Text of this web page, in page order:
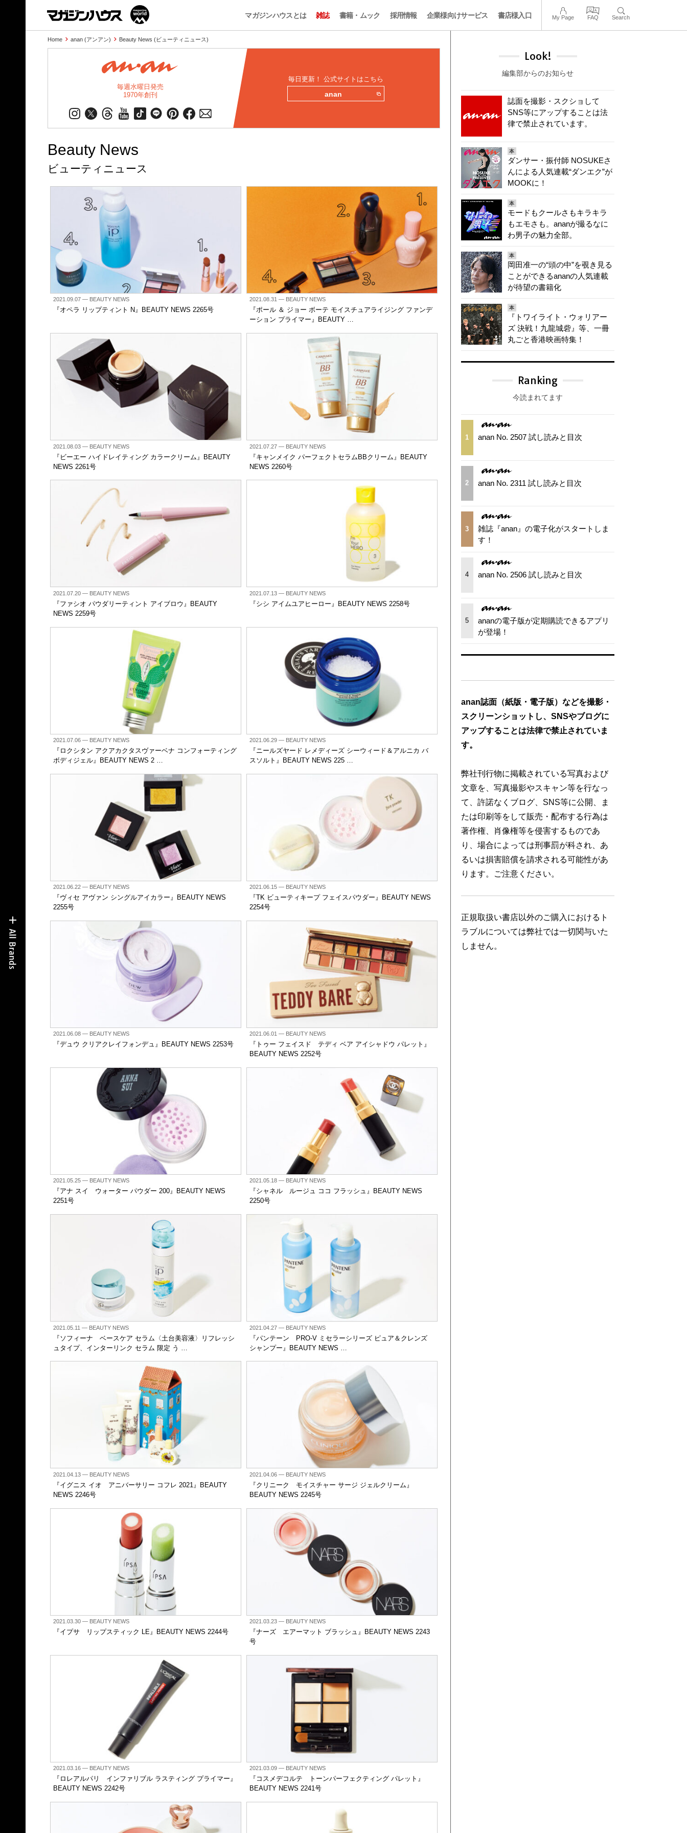
マガジンハウスとは 雑誌 書籍・ムック 採用情報 企業様向けサービス 書店様入口 My Page FAQ Search
Home anan (アンアン) Beauty News (ビューティニュース)
毎週水曜日発売
1970年創刊
毎日更新！ 公式サイトはこちら
anan
Beauty News
ビューティニュース
2021.09.07 — BEAUTY NEWS
『オペラ リップティント N』BEAUTY NEWS 2265号
2021.08.31 — BEAUTY NEWS
『ポール ＆ ジョー ボーテ モイスチュアライジング ファンデ
ーション プライマー』BEAUTY …
2021.08.03 — BEAUTY NEWS
『ビーエー ハイドレイティング カラークリーム』BEAUTY
NEWS 2261号
2021.07.27 — BEAUTY NEWS
『キャンメイク パーフェクトセラムBBクリーム』BEAUTY
NEWS 2260号
2021.07.20 — BEAUTY NEWS
『ファシオ パウダリーティント アイブロウ』BEAUTY
NEWS 2259号
2021.07.13 — BEAUTY NEWS
『シシ アイムユアヒーロー』BEAUTY NEWS 2258号
2021.07.06 — BEAUTY NEWS
『ロクシタン アクアカクタスヴァーベナ コンフォーティング
ボディジェル』BEAUTY NEWS 2 …
2021.06.29 — BEAUTY NEWS
『ニールズヤード レメディーズ シーウィード＆アルニカ バ
スソルト』BEAUTY NEWS 225 …
2021.06.22 — BEAUTY NEWS
『ヴィセ アヴァン シングルアイカラー』BEAUTY NEWS
2255号
2021.06.15 — BEAUTY NEWS
『TK ビューティキープ フェイスパウダー』BEAUTY NEWS
2254号
2021.06.08 — BEAUTY NEWS
『デュウ クリアクレイフォンデュ』BEAUTY NEWS 2253号
2021.06.01 — BEAUTY NEWS
『トゥー フェイスド テディ ベア アイシャドウ パレット』
BEAUTY NEWS 2252号
2021.05.25 — BEAUTY NEWS
『アナ スイ ウォーター パウダー 200』BEAUTY NEWS
2251号
2021.05.18 — BEAUTY NEWS
『シャネル ルージュ ココ フラッシュ』BEAUTY NEWS
2250号
2021.05.11 — BEAUTY NEWS
『ソフィーナ ベースケア セラム〈土台美容液〉リフレッシ
ュタイプ、インターリンク セラム 限定 う …
2021.04.27 — BEAUTY NEWS
『パンテーン PRO-V ミセラーシリーズ ピュア＆クレンズ
シャンプー』BEAUTY NEWS …
2021.04.13 — BEAUTY NEWS
『イグニス イオ アニバーサリー コフレ 2021』BEAUTY
NEWS 2246号
2021.04.06 — BEAUTY NEWS
『クリニーク モイスチャー サージ ジェルクリーム』
BEAUTY NEWS 2245号
2021.03.30 — BEAUTY NEWS
『イプサ リップスティック LE』BEAUTY NEWS 2244号
2021.03.23 — BEAUTY NEWS
『ナーズ エアーマット ブラッシュ』BEAUTY NEWS 2243
号
2021.03.16 — BEAUTY NEWS
『ロレアルパリ インファリブル ラスティング プライマー』
BEAUTY NEWS 2242号
2021.03.09 — BEAUTY NEWS
『コスメデコルテ トーンパーフェクティング パレット』
BEAUTY NEWS 2241号
Look!
編集部からのお知らせ
誌面を撮影・スクショして
SNS等にアップすることは法
律で禁止されています。
本
ダンサー・振付師 NOSUKEさ
んによる人気連載“ダンエク”が
MOOKに！
本
モードもクールさもキラキラ
もエモさも。ananが撮るなに
わ男子の魅力全部。
本
岡田准一の“頭の中”を覗き見る
ことができるananの人気連載
が待望の書籍化
本
『トワイライト・ウォリアー
ズ 決戦！九龍城砦』等、一冊
丸ごと香港映画特集！
Ranking
今読まれてます
1 anan No. 2507 試し読みと目次
2 anan No. 2311 試し読みと目次
3
雑誌『anan』の電子化がスタートしま
す！
4 anan No. 2506 試し読みと目次
5
ananの電子版が定期購読できるアプリ
が登場！
anan誌面（紙版・電子版）などを撮影・
スクリーンショットし、SNSやブログに
アップすることは法律で禁止されていま
す。
弊社刊行物に掲載されている写真および
文章を、写真撮影やスキャン等を行なっ
て、許諾なくブログ、SNS等に公開、ま
たは印刷等をして販売・配布する行為は
著作権、肖像権等を侵害するものであ
り、場合によっては刑事罰が科され、あ
るいは損害賠償を請求される可能性があ
ります。ご注意ください。
正規取扱い書店以外のご購入におけるト
ラブルについては弊社では一切関与いた
しません。